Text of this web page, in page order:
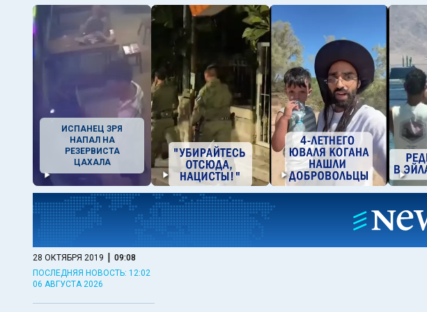
ИСПАНЕЦ ЗРЯ
НАПАЛ НА
РЕЗЕРВИСТА
ЦАХАЛА
28 ОКТЯБРЯ 2019 | 09:08
ПОСЛЕДНЯЯ НОВОСТЬ: 12:02
06 АВГУСТА 2026